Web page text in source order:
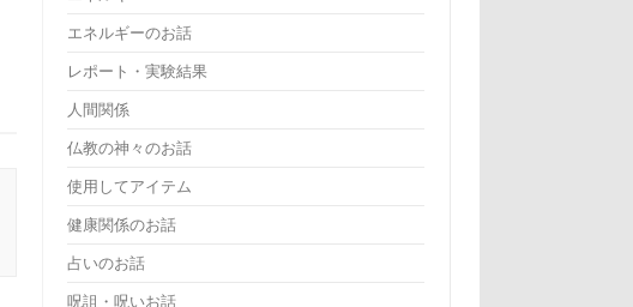
エネルギーのお話
レポート・実験結果
人間関係
仏教の神々のお話
使用してアイテム
健康関係のお話
占いのお話
呪詛・呪いお話